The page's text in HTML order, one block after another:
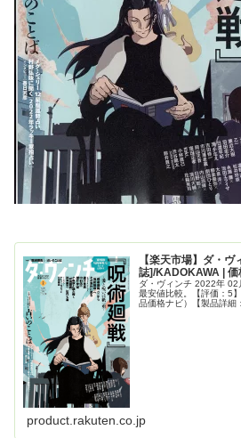
【楽天市場】ダ・
誌]/KADOKAWA |
ダ・ヴィンチ 2022年 02
最安値比較。【評価：5
品価格ナビ）【製品詳細
product.rakuten.co.jp